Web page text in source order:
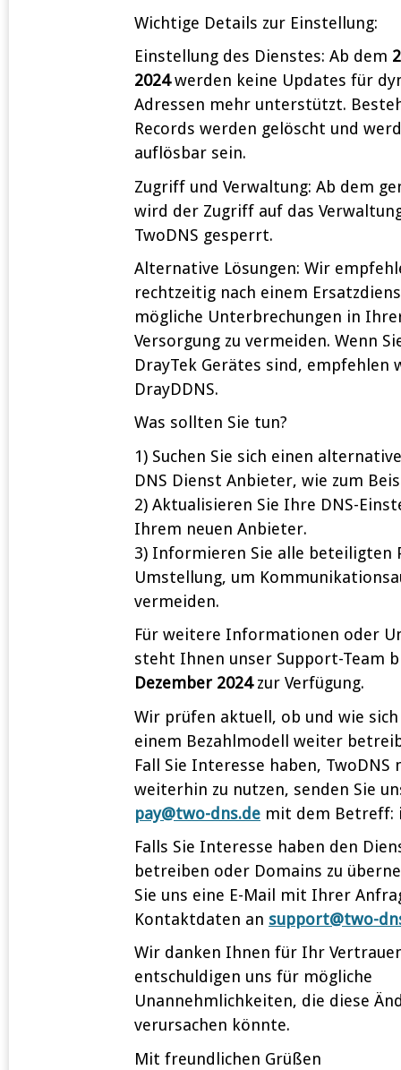
Wichtige Details zur Einstellung:
Einstellung des Dienstes: Ab dem
2024werden keine Updates für
Adressen mehr unterstützt.
Records werden gelöscht und
auflösbar sein.
Zugriff und Verwaltung: Ab dem
wird der Zugriff auf das
TwoDNS gesperrt.
Alternative Lösungen: Wir
rechtzeitig nach einem
mögliche Unterbrechungen in
Versorgung zu vermeiden. Wenn
DrayTek Gerätes sind, empfehlen
DrayDDNS.
Was sollten Sie tun?
1) Suchen Sie sich einen
DNS Dienst Anbieter, wie zum
2) Aktualisieren Sie Ihre DNS-
Ihrem neuen Anbieter.
3) Informieren Sie alle beteiligten
Umstellung, um
vermeiden.
Für weitere Informationen oder
steht Ihnen unser Support-Team
Dezember 2024zur Verfügung.
Wir prüfen aktuell, ob und wie
einem Bezahlmodell weiter
Fall Sie Interesse haben,
weiterhin zu nutzen, senden Sie
pay@two-dns.de mit dem Betreff:
Falls Sie Interesse haben den
betreiben oder Domains zu
Sie uns eine E-Mail mit Ihrer
Kontaktdaten an support@two-
Wir danken Ihnen für Ihr
entschuldigen uns für mögliche
Unannehmlichkeiten, die diese
verursachen könnte.
Mit freundlichen Grüßen